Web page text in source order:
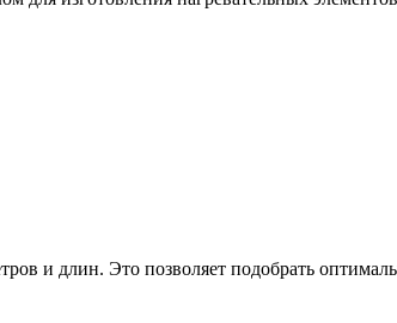
и длин. Это позволяет подобрать